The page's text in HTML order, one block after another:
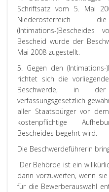
Schriftsatz vom 5. Mai
Niederösterreich
(Intimations-
Bescheid wurde der
Mai 2008 zugestellt.
5. Gegen den
richtet sich die
Beschwerde, in
verfassungsgesetzlich
aller Staatsbürger vor
kostenpflichtige
Bescheides begehrt wird.
Die Beschwerdeführerin
"Der Behörde ist ein
dann vorzuwerfen, wenn
für die Bewerberauswahl